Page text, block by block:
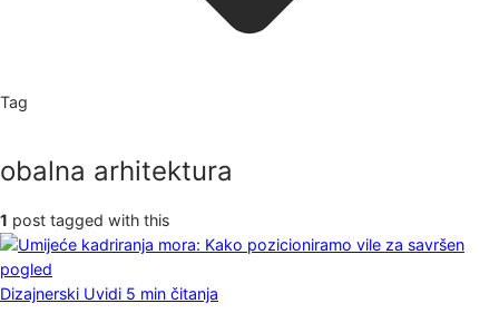
Tag
obalna arhitektura
1 post tagged with this
Dizajnerski Uvidi 5 min čitanja